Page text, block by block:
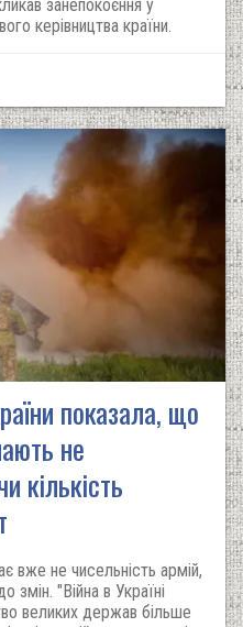
занепокоєння у
керівництва країни.
показала, що
не
кількість
вже не чисельність армій,
змін. "Війна в Україні
великих держав більше